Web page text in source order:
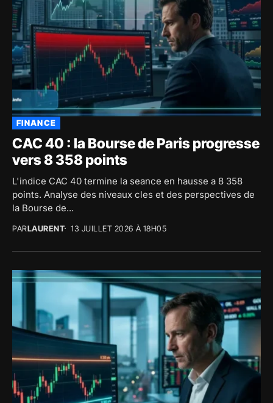
FINANCE
CAC 40 : la Bourse de Paris progresse
vers 8 358 points
L'indice CAC 40 termine la seance en hausse a 8 358
points. Analyse des niveaux cles et des perspectives de
la Bourse de...
PARLAURENT 13 JUILLET 2026 À 18H05